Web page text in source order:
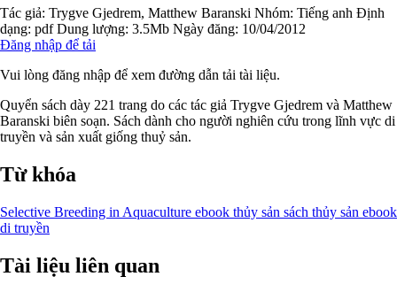
Tác giả: Trygve Gjedrem, Matthew Baranski Nhóm: Tiếng anh Định
dạng: pdf Dung lượng: 3.5Mb Ngày đăng: 10/04/2012
Đăng nhập để tải
Vui lòng đăng nhập để xem đường dẫn tải tài liệu.
Quyển sách dày 221 trang do các tác giả Trygve Gjedrem và Matthew
Baranski biên soạn. Sách dành cho người nghiên cứu trong lĩnh vực di
truyền và sản xuất giống thuỷ sản.
Từ khóa
Selective Breeding in Aquaculture ebook thủy sản sách thủy sản ebook
di truyền
Tài liệu liên quan